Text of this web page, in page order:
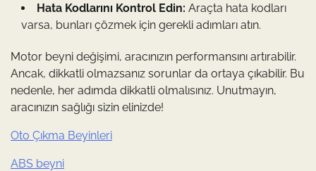
Hata Kodlarını Kontrol Edin: Araçta hata kodları
varsa, bunları çözmek için gerekli adımları atın.
Motor beyni değişimi, aracınızın performansını artırabilir.
Ancak, dikkatli olmazsanız sorunlar da ortaya çıkabilir. Bu
nedenle, her adımda dikkatli olmalısınız. Unutmayın,
aracınızın sağlığı sizin elinizde!
Oto Çıkma Beyinleri
ABS beyni